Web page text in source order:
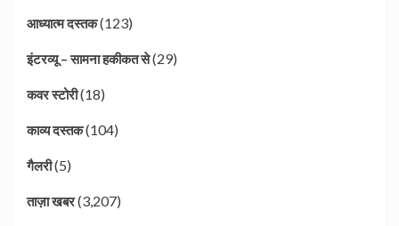
आध्यात्म दस्तक(123)
इंटरव्यू – सामना हकीकत से(29)
कवर स्टोरी(18)
काव्य दस्तक(104)
गैलरी(5)
ताज़ा खबर(3,207)